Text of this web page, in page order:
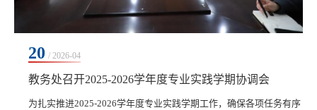
20 / 2026-04
教务处召开2025-2026学年度专业实践学期协调会
为扎实推进2025-2026学年度专业实践学期工作，确保各项任务有序